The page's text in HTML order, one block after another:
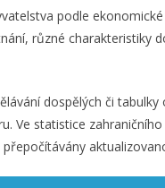
podle
různé charakteristiky
dospělých či
Ve statistice